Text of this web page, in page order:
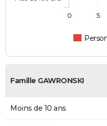
0 5
Famille GAWRONSKI
Moins de 10 ans